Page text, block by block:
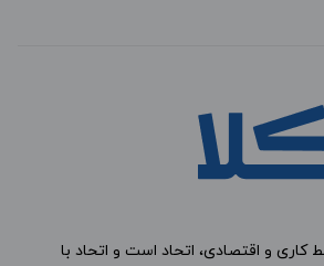
کاری و اقتصادی، اتحاد است و اتحاد با